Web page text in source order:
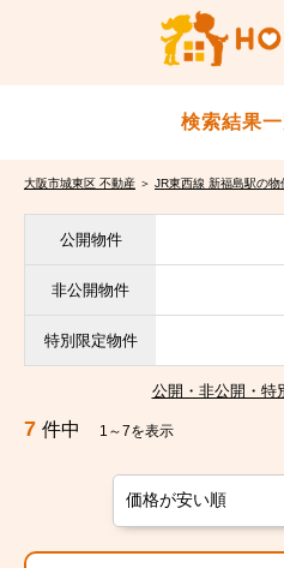
検索結果
大阪市城東区 不動産 ＞ JR東西線 新福島駅の物
公開物件
非公開物件
特別限定物件
公開・非公開・特
7 件中 1～7を表示